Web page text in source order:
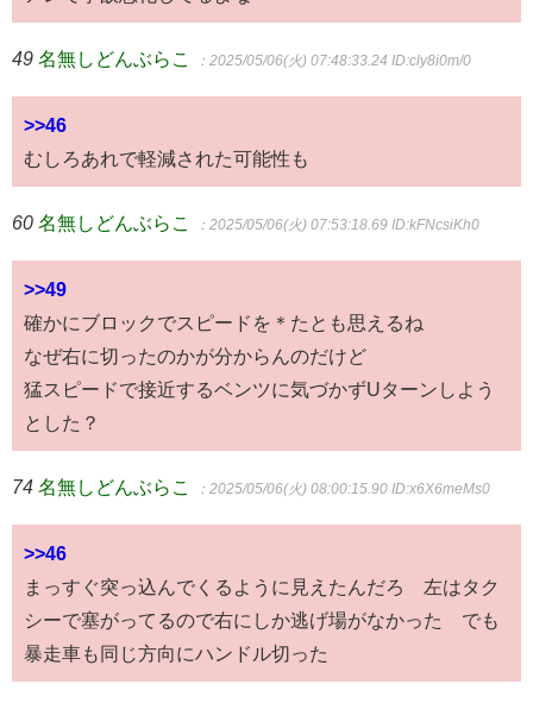
49 名無しどんぶらこ ：2025/05/06(火) 07:48:33.24 ID:cly8i0m/0
>>46
むしろあれで軽減された可能性も
60 名無しどんぶらこ ：2025/05/06(火) 07:53:18.69 ID:kFNcsiKh0
>>49
確かにブロックでスピードを＊たとも思えるね
なぜ右に切ったのかが分からんのだけど
猛スピードで接近するベンツに気づかずUターンしよう
とした？
74 名無しどんぶらこ ：2025/05/06(火) 08:00:15.90 ID:x6X6meMs0
>>46
まっすぐ突っ込んでくるように見えたんだろ 左はタク
シーで塞がってるので右にしか逃げ場がなかった でも
暴走車も同じ方向にハンドル切った